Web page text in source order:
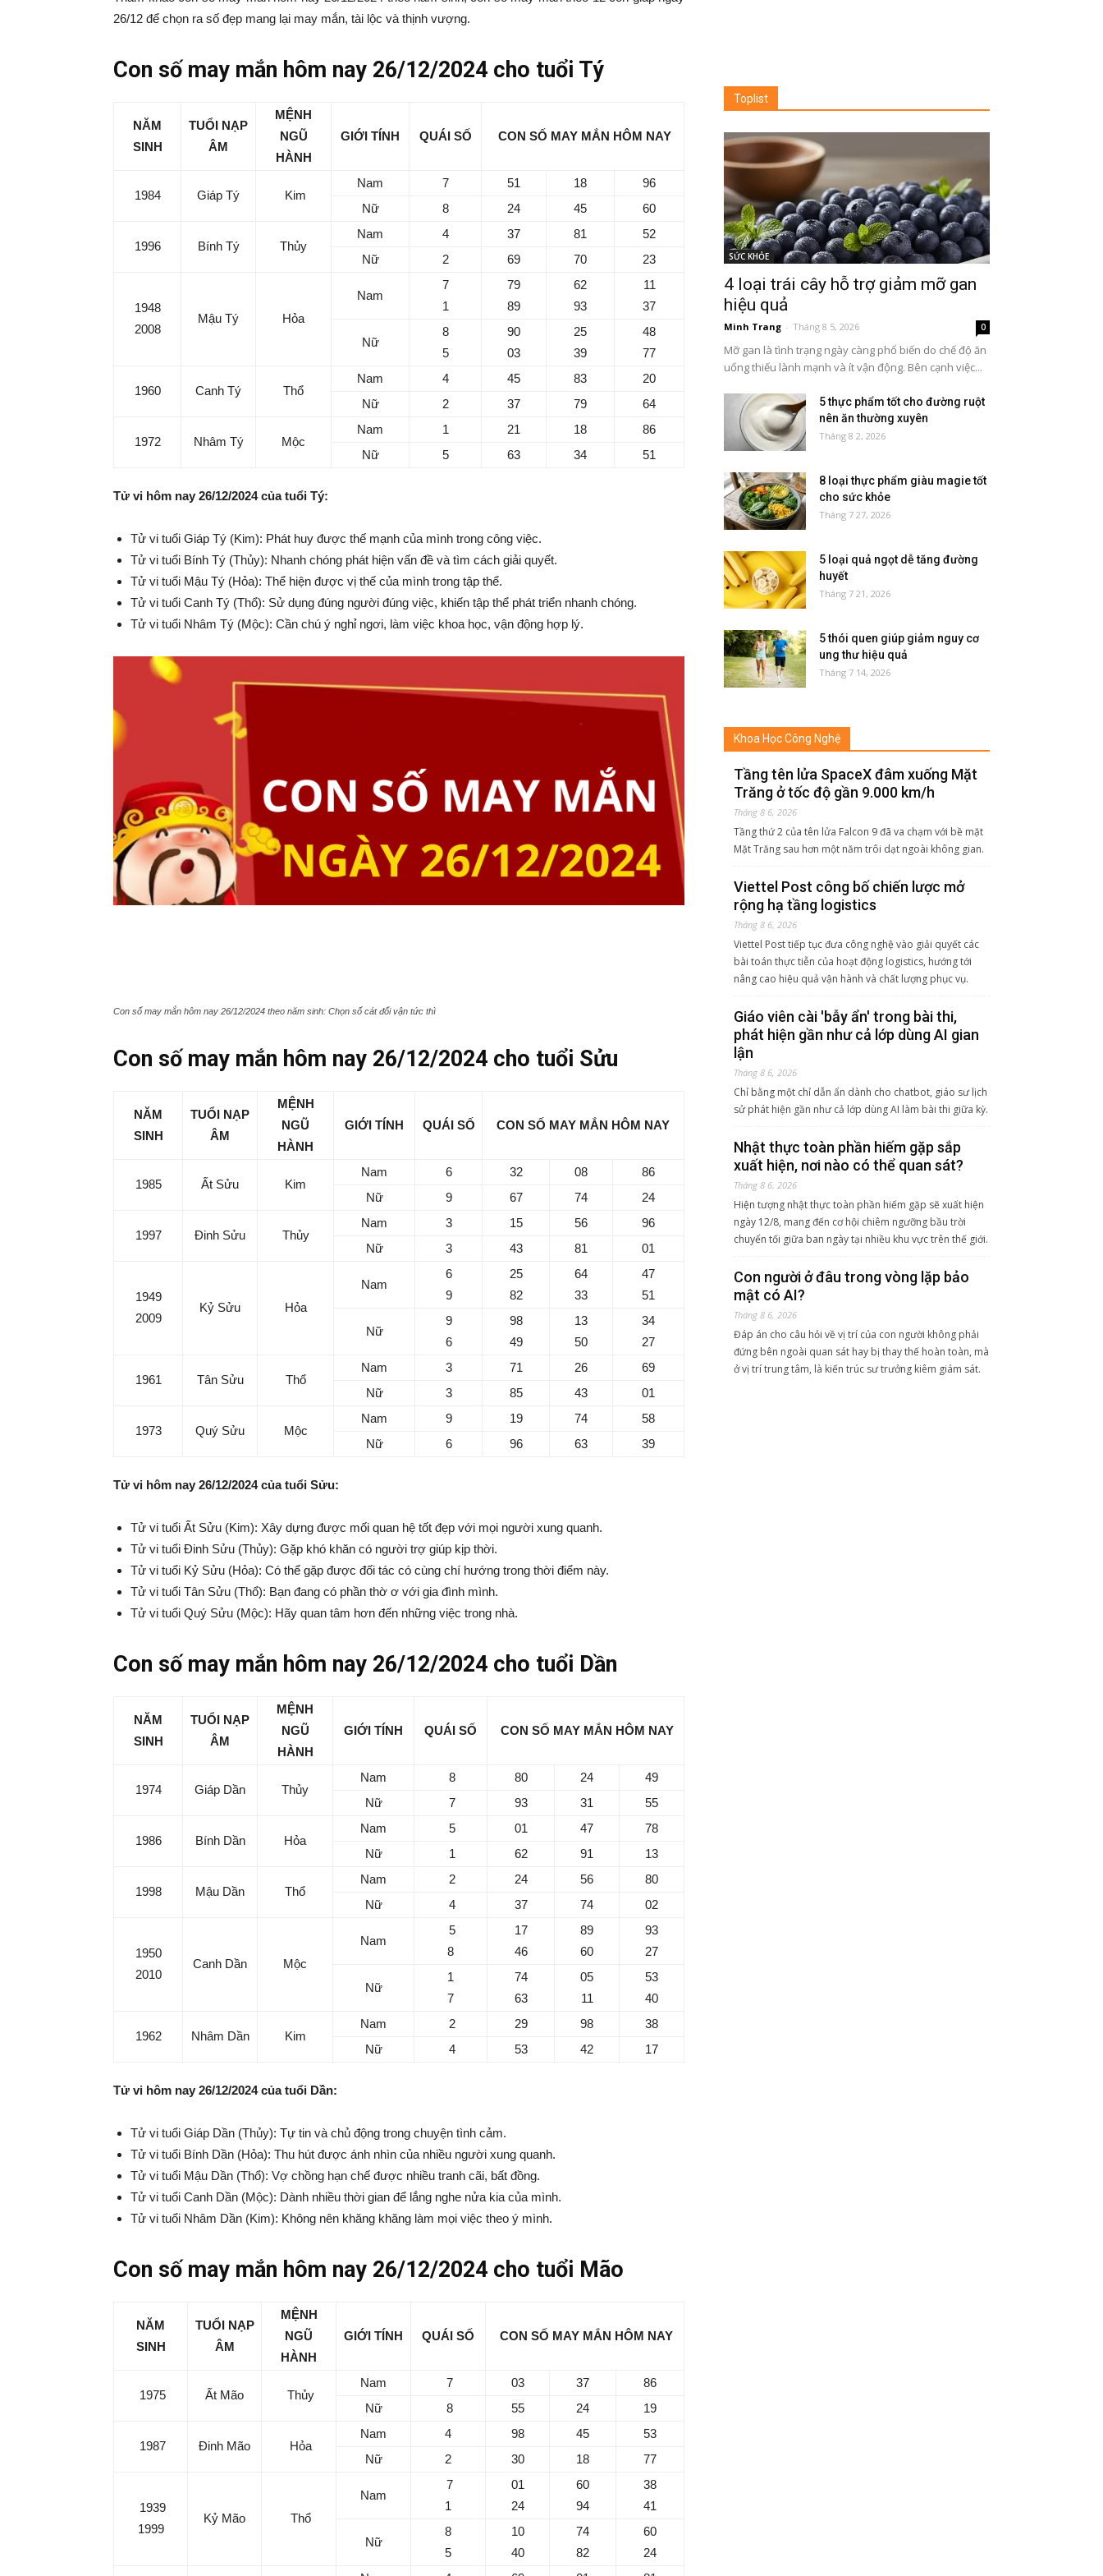
333
Ma
26/12 để chọn ra số đẹp mang lại may mắn, tài lộc và thịnh vượng.
Con số may mắn hôm nay 26/12/2024 cho tuổi Tý
NĂM
SINH
TUỔI NẠP
ÂM
MỆNH
NGŨ
HÀNH
GIỚI TÍNH QUÁI SỐ CON SỐ MAY MẮN HÔM NAY
1984 Giáp Tý Kim
Nam 7 51 18
96
Nữ
8 24 45 60
1996 Bính Tý Thủy
Nam 4 37 81
52
Nữ
2 69 70 23
1948
2008
Mậu Tý Hỏa
Nam
7
1
79
89
62
93
11
37
Nữ
8
5
90
03
25
39
48
77
1960 Canh Tý Thổ
Nam 4 45 83
20
Nữ
2 37 79 64
1972 Nhâm Tý Mộc
Nam 1 21 18
86
Nữ
5 63 34 51
Tử vi hôm nay 26/12/2024 của tuổi Tý:
Tử vi tuổi Giáp Tý (Kim): Phát huy được thế mạnh của mình trong công việc.
Tử vi tuổi Bính Tý (Thủy): Nhanh chóng phát hiện vấn đề và tìm cách giải quyết.
Tử vi tuổi Mậu Tý (Hỏa): Thể hiện được vị thế của mình trong tập thể.
Tử vi tuổi Canh Tý (Thổ): Sử dụng đúng người đúng việc, khiến tập thể phát triển nhanh chóng.
Tử vi tuổi Nhâm Tý (Mộc): Cần chú ý nghỉ ngơi, làm việc khoa học, vận động hợp lý.
Con số may mắn hôm nay 26/12/2024 theo năm sinh: Chọn số cát đổi vận tức thì
Con số may mắn hôm nay 26/12/2024 cho tuổi Sửu
NĂM
SINH
TUỔI NẠP
ÂM
MỆNH
NGŨ
HÀNH
GIỚI TÍNH QUÁI SỐ CON SỐ MAY MẮN HÔM NAY
1985 Ất Sửu Kim
Nam 6 32 08
86
Nữ
9 67 74 24
1997 Đinh Sửu Thủy
Nam 3 15 56
96
Nữ
3 43 81 01
1949
2009
Kỷ Sửu Hỏa
Nam
6
9
25
82
64
33
47
51
Nữ
9
6
98
49
13
50
34
27
1961 Tân Sửu Thổ
Nam 3 71 26
69
Nữ
3 85 43 01
1973 Quý Sửu Mộc
Nam 9 19 74
58
Nữ
6 96 63 39
Tử vi hôm nay 26/12/2024 của tuổi Sửu:
Tử vi tuổi Ất Sửu (Kim): Xây dựng được mối quan hệ tốt đẹp với mọi người xung quanh.
Tử vi tuổi Đinh Sửu (Thủy): Gặp khó khăn có người trợ giúp kịp thời.
Tử vi tuổi Kỷ Sửu (Hỏa): Có thể gặp được đối tác có cùng chí hướng trong thời điểm này.
Tử vi tuổi Tân Sửu (Thổ): Bạn đang có phần thờ ơ với gia đình mình.
Tử vi tuổi Quý Sửu (Mộc): Hãy quan tâm hơn đến những việc trong nhà.
Con số may mắn hôm nay 26/12/2024 cho tuổi Dần
NĂM
SINH
TUỔI NẠP
ÂM
MỆNH
NGŨ
HÀNH
GIỚI TÍNH QUÁI SỐ CON SỐ MAY MẮN HÔM NAY
1974 Giáp Dần Thủy
Nam 8 80 24
49
Nữ
7 93 31 55
1986 Bính Dần Hỏa
Nam 5 01 47
78
Nữ
1 62 91 13
1998 Mậu Dần Thổ
Nam 2 24 56
80
Nữ
4 37 74 02
1950
2010
Canh Dần Mộc
Nam
5
8
17
46
89
60
93
27
Nữ
1
7
74
63
05
11
53
40
1962 Nhâm Dần Kim
Nam 2 29 98
38
Nữ
4 53 42 17
Tử vi hôm nay 26/12/2024 của tuổi Dần:
Tử vi tuổi Giáp Dần (Thủy): Tự tin và chủ động trong chuyện tình cảm.
Tử vi tuổi Bính Dần (Hỏa): Thu hút được ánh nhìn của nhiều người xung quanh.
Tử vi tuổi Mậu Dần (Thổ): Vợ chồng hạn chế được nhiều tranh cãi, bất đồng.
Tử vi tuổi Canh Dần (Mộc): Dành nhiều thời gian để lắng nghe nửa kia của mình.
Tử vi tuổi Nhâm Dần (Kim): Không nên khăng khăng làm mọi việc theo ý mình.
Con số may mắn hôm nay 26/12/2024 cho tuổi Mão
NĂM
SINH
TUỔI NẠP
ÂM
MỆNH
NGŨ
HÀNH
GIỚI TÍNH QUÁI SỐ CON SỐ MAY MẮN HÔM NAY
1975 Ất Mão Thủy
Nam 7 03 37
86
Nữ
8 55 24 19
1987 Đinh Mão Hỏa
Nam 4 98 45
53
Nữ
2 30 18 77
1939
1999
Kỷ Mão Thổ
Nam
7
1
01
24
60
94
38
41
Nữ
8
5
10
40
74
82
60
24
Toplist
SỨC KHỎE
4 loại trái cây hỗ trợ giảm mỡ gan
hiệu quả
Minh Trang - Tháng 8 5, 2026 0
Mỡ gan là tình trạng ngày càng phổ biến do chế độ ăn
uống thiếu lành mạnh và ít vận động. Bên cạnh việc...
5 thực phẩm tốt cho đường ruột
nên ăn thường xuyên
Tháng 8 2, 2026
8 loại thực phẩm giàu magie tốt
cho sức khỏe
Tháng 7 27, 2026
5 loại quả ngọt dễ tăng đường
huyết
Tháng 7 21, 2026
5 thói quen giúp giảm nguy cơ
ung thư hiệu quả
Tháng 7 14, 2026
Khoa Học Công Nghệ
Tầng tên lửa SpaceX đâm xuống Mặt
Trăng ở tốc độ gần 9.000 km/h
Tháng 8 6, 2026
Tầng thứ 2 của tên lửa Falcon 9 đã va chạm với bề mặt
Mặt Trăng sau hơn một năm trôi dạt ngoài không gian.
Viettel Post công bố chiến lược mở
rộng hạ tầng logistics
Tháng 8 6, 2026
Viettel Post tiếp tục đưa công nghệ vào giải quyết các
bài toán thực tiễn của hoạt động logistics, hướng tới
nâng cao hiệu quả vận hành và chất lượng phục vụ.
Giáo viên cài 'bẫy ẩn' trong bài thi,
phát hiện gần như cả lớp dùng AI gian
lận
Tháng 8 6, 2026
Chỉ bằng một chỉ dẫn ẩn dành cho chatbot, giáo sư lịch
sử phát hiện gần như cả lớp dùng AI làm bài thi giữa kỳ.
Nhật thực toàn phần hiếm gặp sắp
xuất hiện, nơi nào có thể quan sát?
Tháng 8 6, 2026
Hiện tượng nhật thực toàn phần hiếm gặp sẽ xuất hiện
ngày 12/8, mang đến cơ hội chiêm ngưỡng bầu trời
chuyển tối giữa ban ngày tại nhiều khu vực trên thế giới.
Con người ở đâu trong vòng lặp bảo
mật có AI?
Tháng 8 6, 2026
Đáp án cho câu hỏi về vị trí của con người không phải
đứng bên ngoài quan sát hay bị thay thế hoàn toàn, mà
ở vị trí trung tâm, là kiến trúc sư trưởng kiêm giám sát.